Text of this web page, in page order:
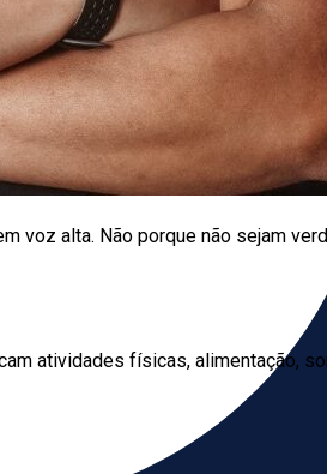
alta. Não porque não sejam
atividades físicas, alimentação,